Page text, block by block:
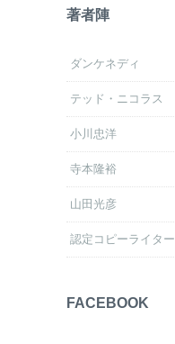
著者陣
ダンケネディ
テッド・ニコラス
小川忠洋
寺本隆裕
山田光彦
認定コピーライター
FACEBOOK